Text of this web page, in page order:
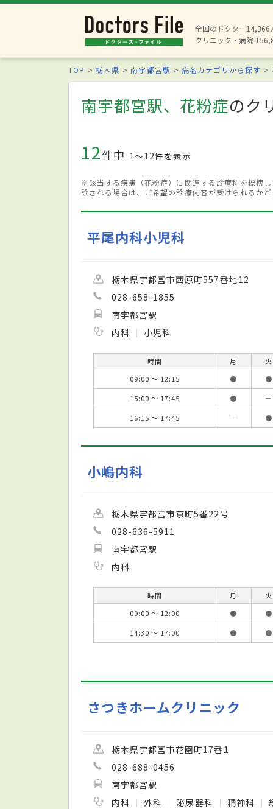
全国のドクター14,366
クリニック・病院
TOP 栃木県 南宇都宮駅 病名カテゴリから探す
南宇都宮駅、花粉症のク
12件中 1〜12件を表示
※該当する疾患（花粉症）に関連する診療科を標榜
診される場合は、ご希望の診療内容が受けられるか
平尾内科小児科
栃木県宇都宮市西原町557番地12
028-658-1855
南宇都宮駅
内科
小児科
時間 月 火
09:00 ～ 12:15
● ●
15:00 ～ 17:45
● －
16:15 ～ 17:45
－ ●
小嶋内科
栃木県宇都宮市京町5番22号
028-636-5911
南宇都宮駅
内科
時間 月 火
09:00 ～ 12:00
● ●
14:30 ～ 17:00
● ●
さつきホームクリニック
栃木県宇都宮市花園町17番1
028-688-0456
南宇都宮駅
内科
外科 泌尿器科 精神科